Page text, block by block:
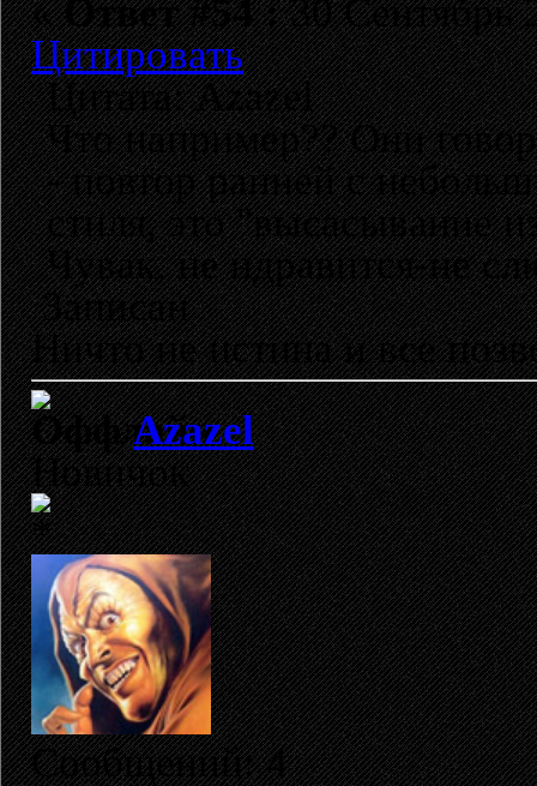
«Ответ #54 :30 Сентябрь
Цитировать
Цитата: Azazel
Что например?? Они
- повтор ранней с
стиля, это "высасывание
Чувак, не ндравится-не
Записан
Ничто не истина и все
Azazel
Новичок
Сообщений: 4